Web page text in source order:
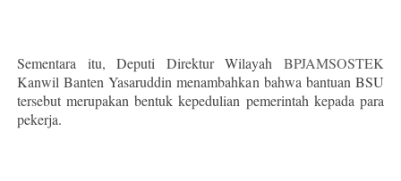
Sementara itu, Deputi Direktur Wilayah BPJAMSOSTEK
Kanwil Banten Yasaruddin menambahkan bahwa bantuan BSU
tersebut merupakan bentuk kepedulian pemerintah kepada para
pekerja.